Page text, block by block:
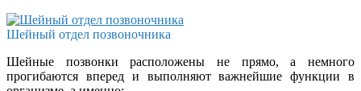
Шейный отдел позвоночника
Шейные позвонки расположены не прямо, а немного
прогибаются вперед и выполняют важнейшие функции в